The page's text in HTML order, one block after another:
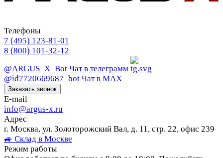
Телефоны
7 (495) 123-81-01
8 (800) 101-32-12
@ARGUS_X_Bot Чат в телеграмм
@id7720669687_bot Чат в МАХ
Заказать звонок
E-mail
info@argus-x.ru
Адрес
г. Москва, ул. Золоторожский Вал, д. 11, стр. 22, офис 239
🚙 Склад в Москве
Режим работы